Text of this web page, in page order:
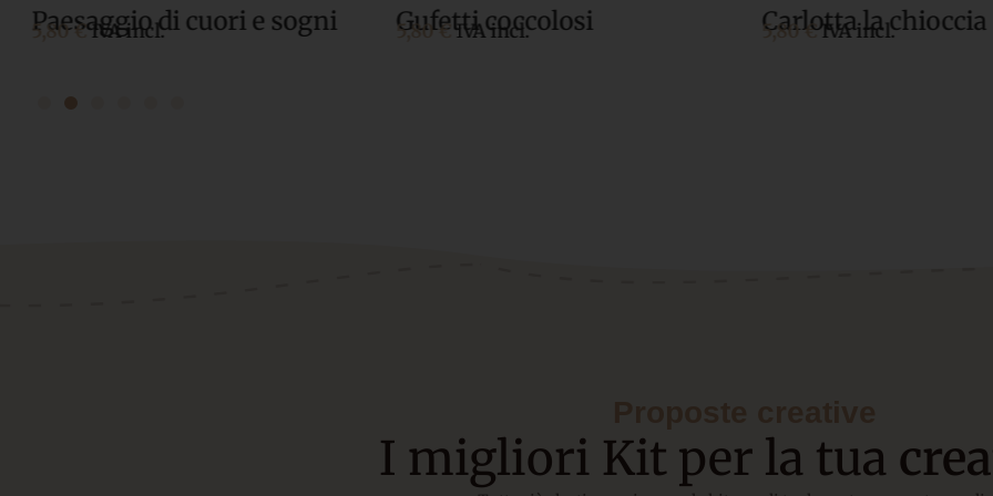
Paesaggio di cuori e sogni
5,80 €IVA incl. Gufetti coccolosi
5,80 €IVA incl. Carlotta la chioccia
5,80 €IVA incl.
I migliori Kit per la tua